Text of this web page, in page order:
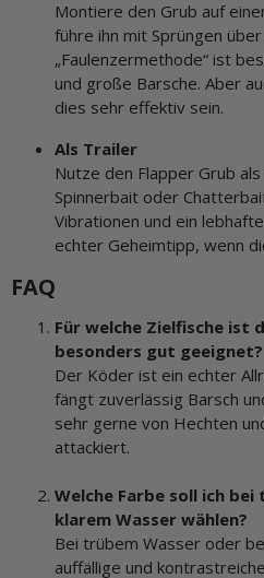
Montiere den Grub auf
führe ihn mit Sprüngen
„Faulenzermethode“ ist
und große Barsche. Aber
dies sehr effektiv sein.
Als Trailer
Nutze den Flapper Grub
Spinnerbait oder
Vibrationen und ein
echter Geheimtipp, wenn
FAQ
Für welche Zielfische ist
besonders gut geeignet?
Der Köder ist ein echter
fängt zuverlässig Barsch
sehr gerne von Hechten
attackiert.
Welche Farbe soll ich
klarem Wasser wählen?
Bei trübem Wasser oder
auffällige und